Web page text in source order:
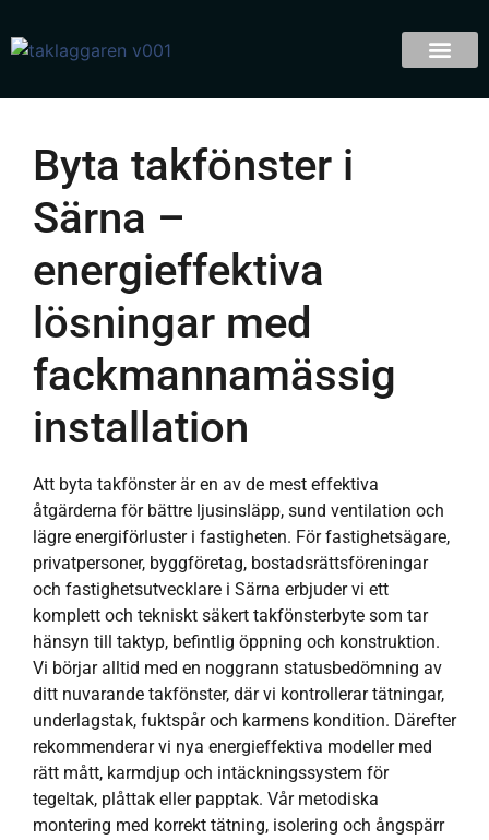
Byta takfönster i
Särna –
energieffektiva
lösningar med
fackmannamässig
installation
Att byta takfönster är en av de mest effektiva
åtgärderna för bättre ljusinsläpp, sund ventilation och
lägre energiförluster i fastigheten. För fastighetsägare,
privatpersoner, byggföretag, bostadsrättsföreningar
och fastighetsutvecklare i Särna erbjuder vi ett
komplett och tekniskt säkert takfönsterbyte som tar
hänsyn till taktyp, befintlig öppning och konstruktion.
Vi börjar alltid med en noggrann statusbedömning av
ditt nuvarande takfönster, där vi kontrollerar tätningar,
underlagstak, fuktspår och karmens kondition. Därefter
rekommenderar vi nya energieffektiva modeller med
rätt mått, karmdjup och intäckningssystem för
tegeltak, plåttak eller papptak. Vår metodiska
montering med korrekt tätning, isolering och ångspärr